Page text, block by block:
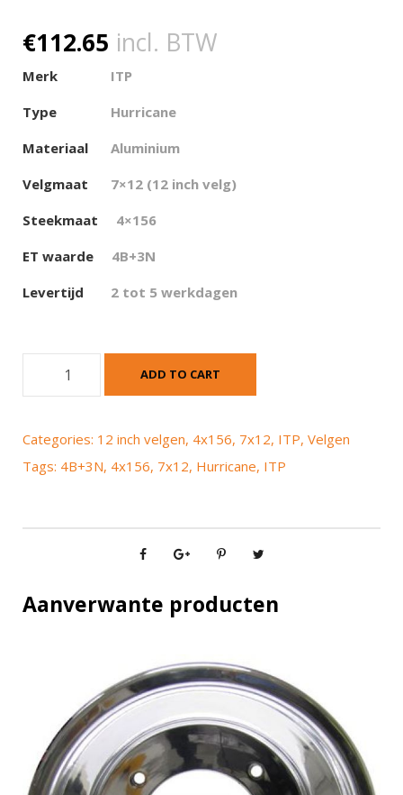
€112.65 incl. BTW
Merk
ITP
Type
Hurricane
Materiaal
Aluminium
Velgmaat
7×12 (12 inch velg)
Steekmaat
4×156
ET waarde
4B+3N
Levertijd
2 tot 5 werkdagen
r
e
5
ADD TO CART
Categories: 12 inch velgen, 4x156, 7x12, ITP, Velgen
Tags: 4B+3N, 4x156, 7x12, Hurricane, ITP
Aanverwante producten